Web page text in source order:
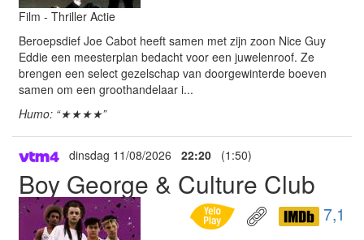
Film - Thriller Actie
Beroepsdief Joe Cabot heeft samen met zijn zoon Nice Guy
Eddie een meesterplan bedacht voor een juwelenroof. Ze
brengen een select gezelschap van doorgewinterde boeven
samen om een groothandelaar i...
Humo: “★★★★”
dinsdag 11/08/2026 22:20 (1:50)
Boy George & Culture Club
7,1